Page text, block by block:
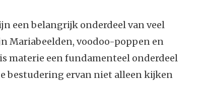
een belangrijk onderdeel van veel
Mariabeelden, voodoo-poppen en
materie een fundamenteel onderdeel
bestudering ervan niet alleen kijken